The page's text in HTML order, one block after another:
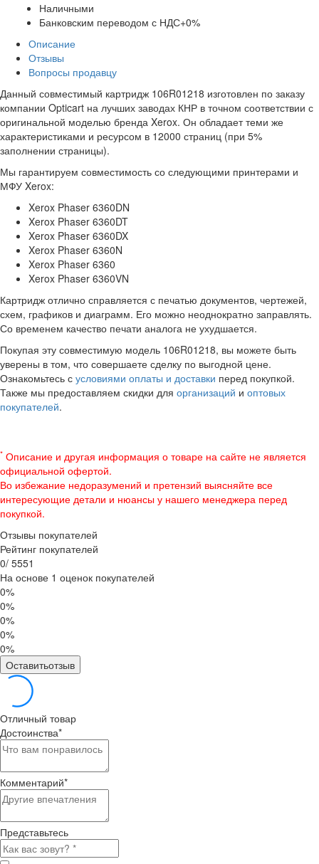
Наличными
Банковским переводом с НДС+0%
Описание
Отзывы
Вопросы продавцу
Данный совместимый картридж 106R01218 изготовлен по заказу
компании Opticart на лучших заводах КНР в точном соответствии с
оригинальной моделью бренда Xerox. Он обладает теми же
характеристиками и ресурсом в 12000 страниц (при 5%
заполнении страницы).
Мы гарантируем совместимость со следующими принтерами и
МФУ Xerox:
Xerox Phaser 6360DN
Xerox Phaser 6360DT
Xerox Phaser 6360DX
Xerox Phaser 6360N
Xerox Phaser 6360
Xerox Phaser 6360VN
Картридж отлично справляется с печатью документов, чертежей,
схем, графиков и диаграмм. Его можно неоднократно заправлять.
Со временем качество печати аналога не ухудшается.
Покупая эту совместимую модель 106R01218, вы можете быть
уверены в том, что совершаете сделку по выгодной цене.
Ознакомьтесь с условиями оплаты и доставки перед покупкой.
Также мы предоставляем скидки для организаций и оптовых
покупателей.
* Описание и другая информация о товаре на сайте не является
официальной офертой.
Во избежание недоразумений и претензий выясняйте все
интересующие детали и нюансы у нашего менеджера перед
покупкой.
Отзывы покупателей
Рейтинг покупателей
0/ 5551
На основе 1 оценок покупателей
0%
0%
0%
0%
0%
Оставитьотзыв
Отличный товар
Достоинства*
Комментарий*
Представьтесь